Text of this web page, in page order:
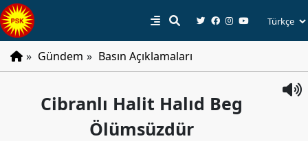
Tarihçe
» Gündem » Basın Açıklamaları
Cibranlı Halit Halıd Beg
Ölümsüzdür